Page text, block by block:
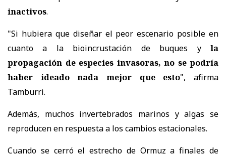
inactivos.
"Si hubiera que diseñar el peor escenario posible en
cuanto a la bioincrustación de buques y la
propagación de especies invasoras, no se podría
haber ideado nada mejor que esto", afirma
Tamburri.
Además, muchos invertebrados marinos y algas se
reproducen en respuesta a los cambios estacionales.
Cuando se cerró el estrecho de Ormuz a finales de